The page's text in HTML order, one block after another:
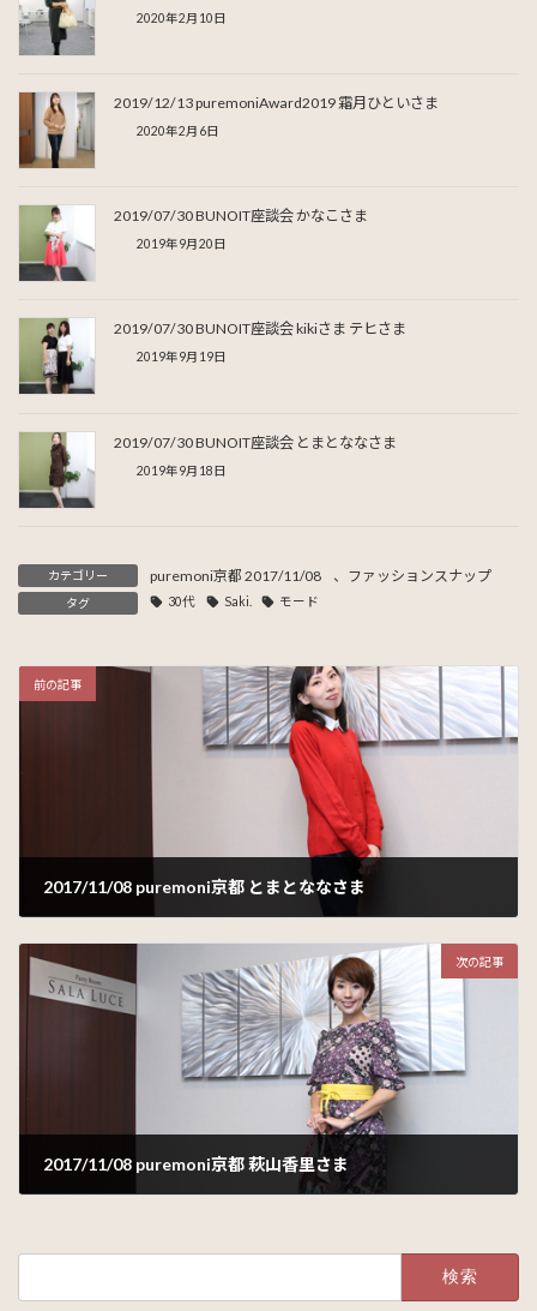
2020年2月10日
2019/12/13 puremoniAward2019 霜月ひといさま
2020年2月6日
2019/07/30 BUNOIT座談会 かなこさま
2019年9月20日
2019/07/30 BUNOIT座談会 kikiさま テヒさま
2019年9月19日
2019/07/30 BUNOIT座談会 とまとななさま
2019年9月18日
カテゴリー puremoni京都 2017/11/08 、 ファッションスナップ
タグ 30代 Saki. モード
前の記事
2017/11/08 puremoni京都 とまとななさま
次の記事
2017/11/08 puremoni京都 萩山香里さま